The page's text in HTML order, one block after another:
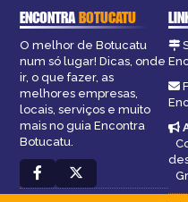
ENCONTRABOTUCATU
O melhor de Botucatu
num só lugar! Dicas, onde
ir, o que fazer, as
melhores empresas,
locais, serviços e muito
mais no guia Encontra
Botucatu.